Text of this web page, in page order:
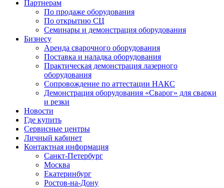
Партнерам
По продаже оборудования
По открытию СЦ
Семинары и демонстрация оборудования
Бизнесу
Аренда сварочного оборудования
Поставка и наладка оборудования
Практическая демонстрация лазерного
оборудования
Сопровождение по аттестации НАКС
Демонстрация оборудования «Сварог» для сварки
и резки
Новости
Где купить
Сервисные центры
Личный кабинет
Контактная информация
Санкт-Петербург
Москва
Екатеринбург
Ростов-на-Дону